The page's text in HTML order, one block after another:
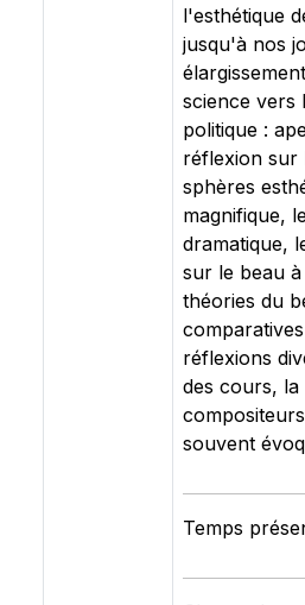
l'esthétique
jusqu'à nos
science vers
politique :
réflexion sur
sphères
magnifique,
dramatique,
sur le beau
théories du
réflexions
des cours, la
souvent
Temps